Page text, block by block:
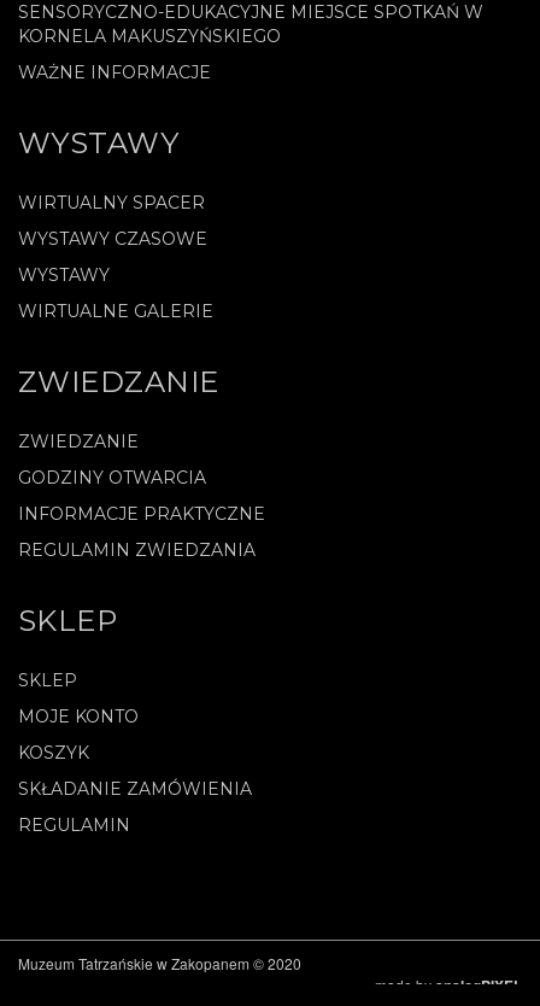
SENSORYCZNO-EDUKACYJNE MIEJSCE SPOTKAŃ W
KORNELA MAKUSZYŃSKIEGO
WAŻNE INFORMACJE
WYSTAWY
WIRTUALNY SPACER
WYSTAWY CZASOWE
WYSTAWY
WIRTUALNE GALERIE
ZWIEDZANIE
ZWIEDZANIE
GODZINY OTWARCIA
INFORMACJE PRAKTYCZNE
REGULAMIN ZWIEDZANIA
SKLEP
SKLEP
MOJE KONTO
KOSZYK
SKŁADANIE ZAMÓWIENIA
REGULAMIN
Muzeum Tatrzańskie w Zakopanem © 2020
made by analogPIXEL